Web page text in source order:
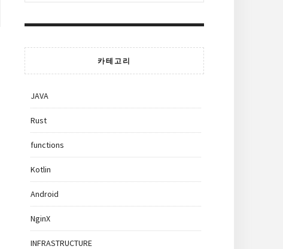
카테고리
JAVA
Rust
functions
Kotlin
Android
NginX
INFRASTRUCTURE